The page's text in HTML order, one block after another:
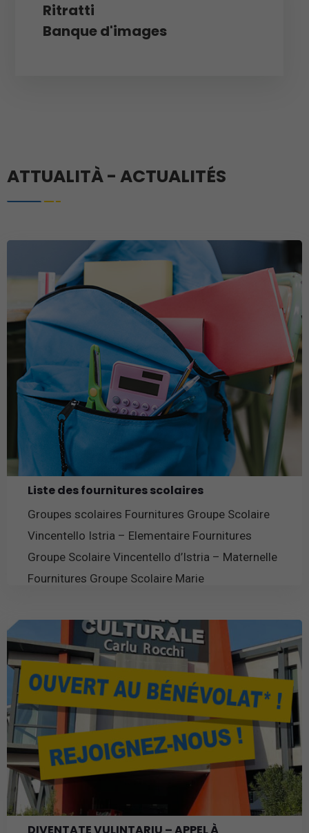
Ritratti
Banque d'images
ATTUALITÀ - ACTUALITÉS
Liste des fournitures scolaires
Groupes scolaires Fournitures Groupe Scolaire
Vincentello Istria – Elementaire Fournitures
Groupe Scolaire Vincentello d’Istria – Maternelle
Fournitures Groupe Scolaire Marie